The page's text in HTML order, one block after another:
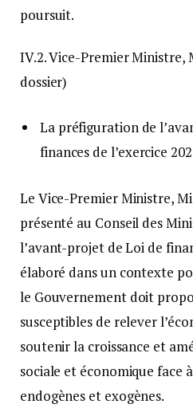
poursuit.
IV.2. Vice-Premier Ministre,
dossier)
La préfiguration de
finances de l’exercice
Le Vice-Premier Ministre,
présenté au Conseil des
l’avant-projet de Loi de
élaboré dans un contexte
le Gouvernement doit
susceptibles de relever
soutenir la croissance et
sociale et économique face
endogènes et exogènes.